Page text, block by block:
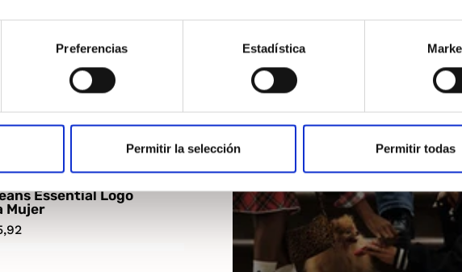
Preferencias Estadística
Permitir la selección Permitir todas
Essential Logo
Mujer